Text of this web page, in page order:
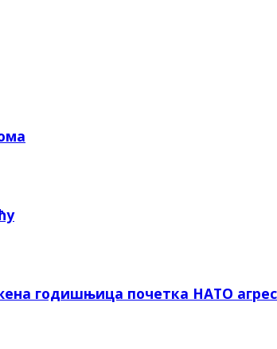
годишњица почетка НАТО